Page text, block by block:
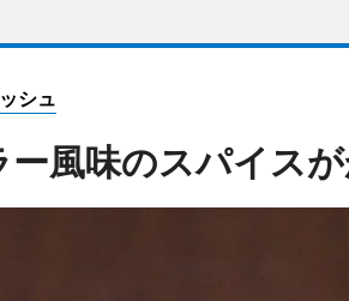
シュ
ー風味のスパイス